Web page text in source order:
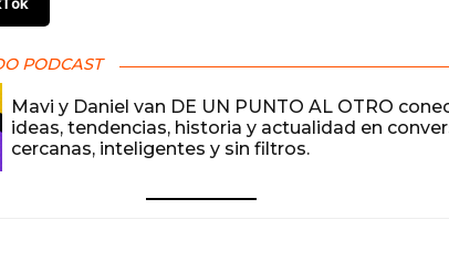
PODCAST
Mavi y Daniel van DE UN PUNTO AL OTRO
ideas, tendencias, historia y actualidad en
cercanas, inteligentes y sin filtros.